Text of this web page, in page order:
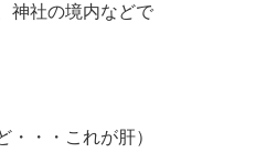
神社の境内などで
・・・これが肝）